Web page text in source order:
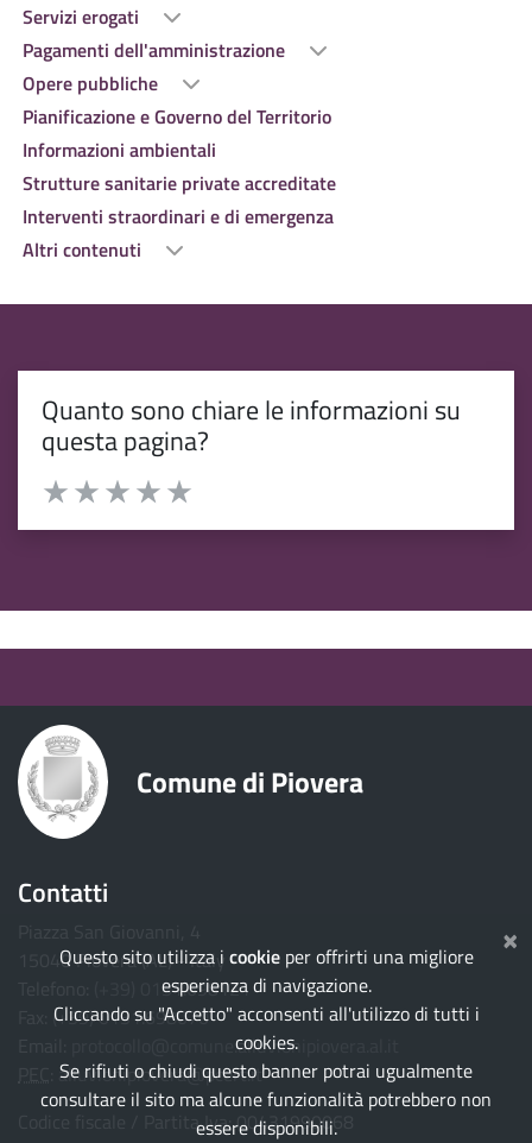
Questo sito utilizza i cookieper offrirti una migliore
esperienza di navigazione.
Cliccando su "Accetto" acconsenti all'utilizzo di tutti i
cookies.
Se rifiuti o chiudi questo banner potrai ugualmente
consultare il sito ma alcune funzionalità potrebbero non
essere disponibili.
×
Servizi erogati
Pagamenti dell'amministrazione
Opere pubbliche
Pianificazione e Governo del Territorio
Informazioni ambientali
Strutture sanitarie private accreditate
Interventi straordinari e di emergenza
Altri contenuti
Quanto sono chiare le informazioni su
questa pagina?
Valuta da 1 a 5 stelle la pagina
Comune di Piovera
Contatti
15040 Piovera (AL) - Italy
(+39) 0131.698121
(+39) 0131.698070
protocollo@comune.alluvionipiovera.al.it
alluvionipiovera@pcert.it
Codice fiscale / Partita Iva: 00431990068